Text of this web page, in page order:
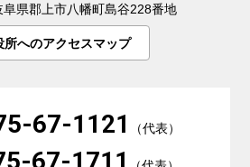
県郡上市八幡町島谷228番地
所へのアクセスマップ
67-1121 （代表）
67-1711